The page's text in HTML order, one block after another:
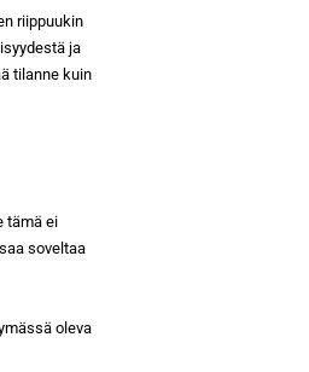
riippuukin
ja
tilanne kuin
tämä ei
soveltaa
oleva